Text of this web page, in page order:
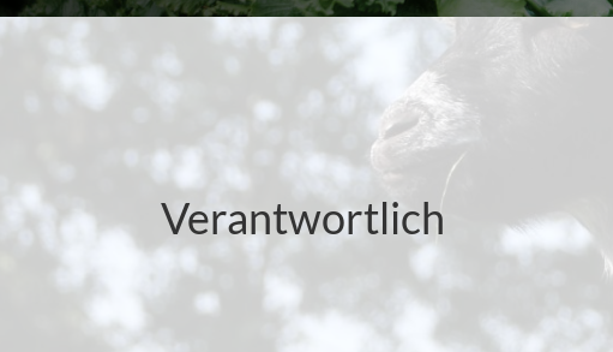
Verantwortlich